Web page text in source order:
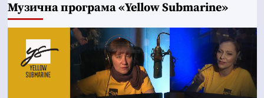
Музична програма «Yellow Submarine»